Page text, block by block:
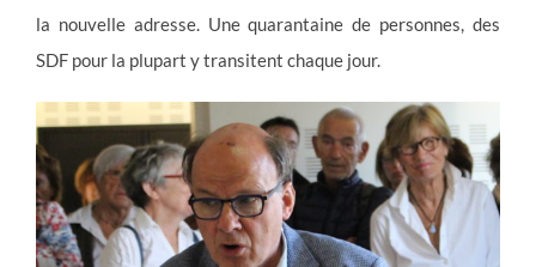
la nouvelle adresse. Une quarantaine de personnes, des
SDF pour la plupart y transitent chaque jour.